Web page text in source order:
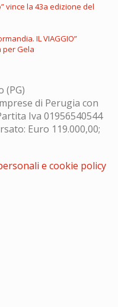
vince la 43a edizione del
IL VIAGGIO”
per Gela
(PG)
di Perugia con
Iva 01956540544
Euro 119.000,00;
e cookie policy